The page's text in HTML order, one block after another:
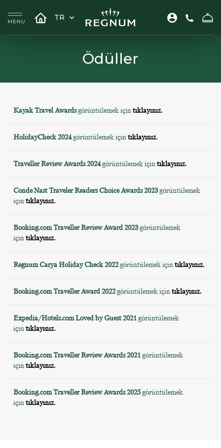
TR
Ödüller
Kayak Travel Awardsgörüntülemek içintıklayınız.
HolidayCheck 2024görüntülemek içintıklayınız.
Traveller Review Awards 2024görüntülemek içintıklayınız.
Conde Nast Traveler Readers Choice Awards 2023görüntülemek
içintıklayınız.
Booking.com Traveller Review Award 2023görüntülemek
içintıklayınız.
Regnum Carya Holiday Check 2022görüntülemek içintıklayınız.
Booking.com Traveller Award 2022görüntülemek içintıklayınız.
Expedia/Hotels.com Loved by Guest 2021görüntülemek
içintıklayınız.
Booking.com Traveller Review Awards 2021görüntülemek
içintıklayınız.
Booking.com Traveller Review Awards 2025görüntülemek
içintıklayınız.